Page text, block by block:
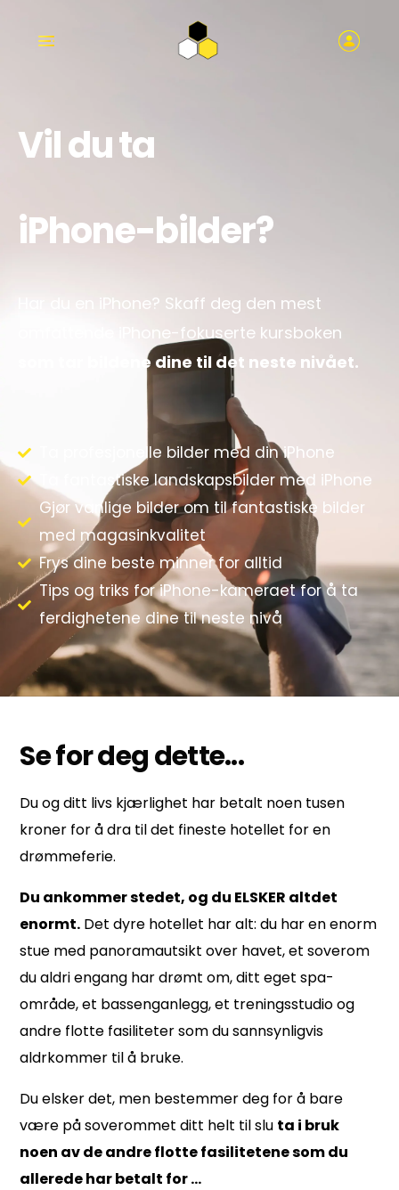
Vil du ta
iPhone-bilder?
Har du en iPhone? Skaff deg den mest
omfattende iPhone-fokuserte kursboken
som tar bildene dine til det neste nivået.
Ta profesjonelle bilder med din iPhone
Ta fantastiske landskapsbilder med iPhone
Gjør vanlige bilder om til fantastiske bilder
med magasinkvalitet
Frys dine beste minner for alltid
Tips og triks for iPhone-kameraet for å ta
ferdighetene dine til neste nivå
Se for deg dette...
Du og ditt livs kjærlighet har betalt noen tusen
kroner for å dra til det fineste hotellet for en
drømmeferie.
Du ankommer stedet, og du ELSKER altdet
enormt. Det dyre hotellet har alt: du har en enorm
stue med panoramautsikt over havet, et soverom
du aldri engang har drømt om, ditt eget spa-
område, et bassenganlegg, et treningsstudio og
andre flotte fasiliteter som du sannsynligvis
aldrkommer til å bruke.
Du elskerdet, men bestemmer deg for å bare
være på soverommet ditt helt til slu ta i bruk
noen av de andre flotte fasilitetene som du
allerede harbetalt for …